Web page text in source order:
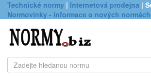
Technické normy | Internetová prodejna |
Normovinky - informace o nových normách